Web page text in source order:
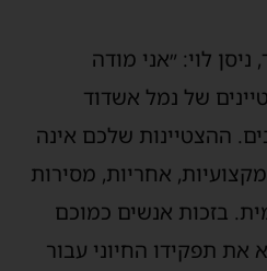
לוי: ״אני מודה
של נמל אשדוד
ההצטיינות שלכם אינה
אחריות, מסירות
בזכות אנשים כמוכם
תפקידו החיוני עבור